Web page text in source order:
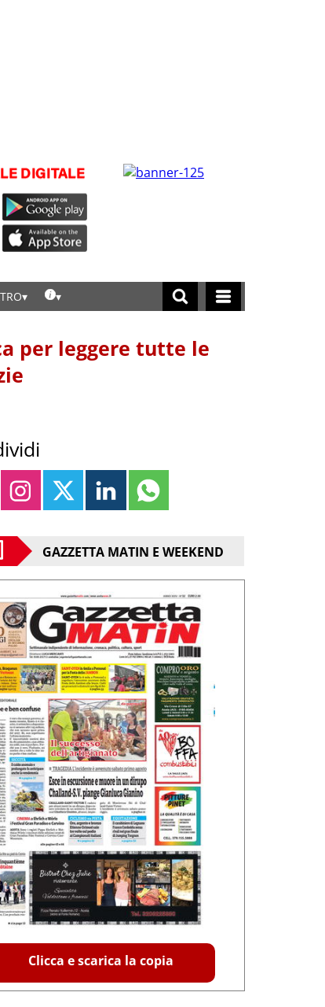
per leggere tutte le
GAZZETTA MATIN E WEEKEND
Clicca e scarica la copia